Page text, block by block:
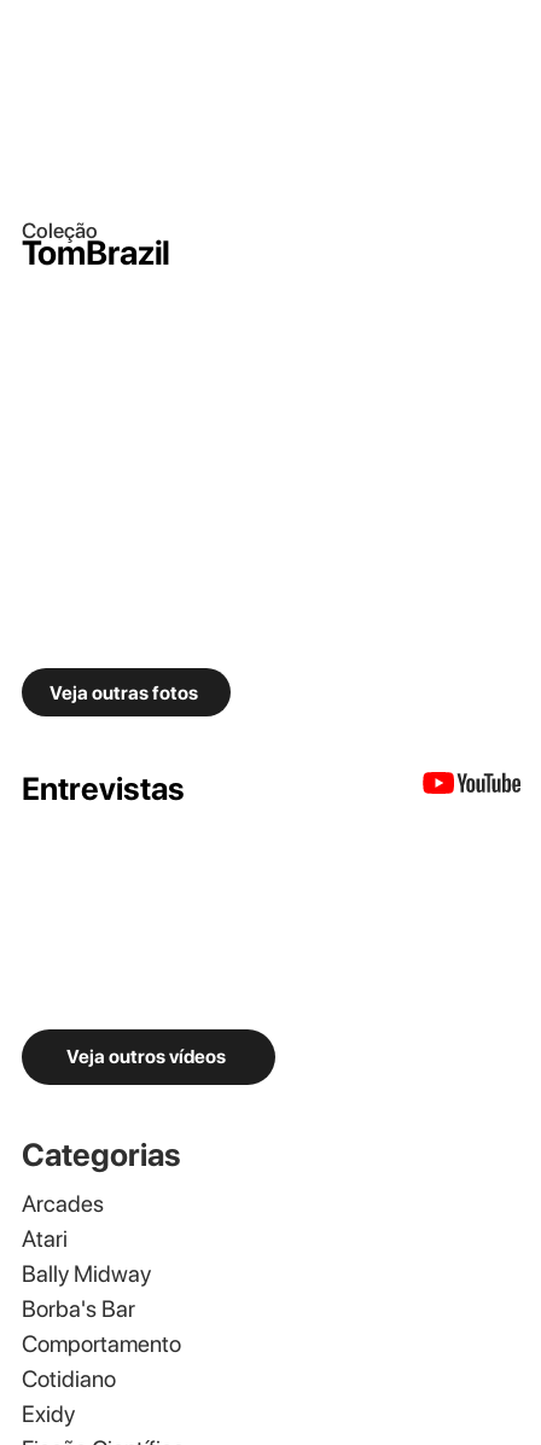
Coleção
TomBrazil
Veja outras fotos
Entrevistas
Veja outros vídeos
Categorias
Arcades
Atari
Bally Midway
Borba's Bar
Comportamento
Cotidiano
Exidy